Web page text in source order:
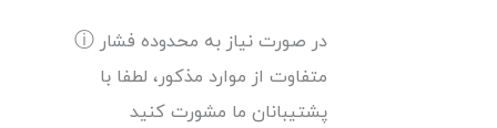
ⓘ در صورت نیاز به محدوده فشار
متفاوت از موارد مذکور، لطفا با
پشتیبانان ما مشورت کنید